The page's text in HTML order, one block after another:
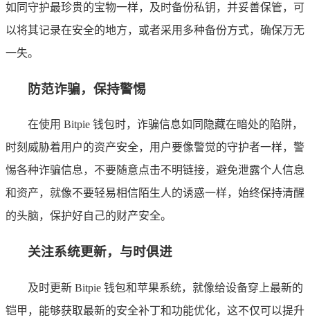
如同守护最珍贵的宝物一样，及时备份私钥，并妥善保管，可
以将其记录在安全的地方，或者采用多种备份方式，确保万无
一失。
防范诈骗，保持警惕
在使用 Bitpie 钱包时，诈骗信息如同隐藏在暗处的陷阱，
时刻威胁着用户的资产安全，用户要像警觉的守护者一样，警
惕各种诈骗信息，不要随意点击不明链接，避免泄露个人信息
和资产，就像不要轻易相信陌生人的诱惑一样，始终保持清醒
的头脑，保护好自己的财产安全。
关注系统更新，与时俱进
及时更新 Bitpie 钱包和苹果系统，就像给设备穿上最新的
铠甲，能够获取最新的安全补丁和功能优化，这不仅可以提升